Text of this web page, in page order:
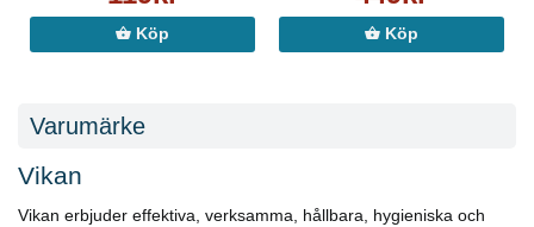
Köp Köp
Varumärke
Vikan
Vikan erbjuder effektiva, verksamma, hållbara, hygieniska och